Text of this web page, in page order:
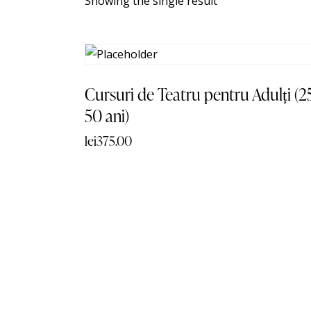
Cursuri de Teatru pentru Adulți
50 ani)
lei375.00